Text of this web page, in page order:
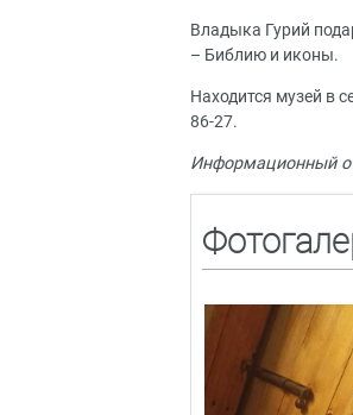
Владыка Гурий
– Библию и иконы.
Находится музей в
86-27.
Информационный